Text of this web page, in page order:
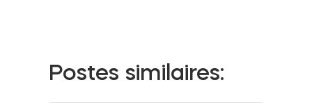
Postes similaires: